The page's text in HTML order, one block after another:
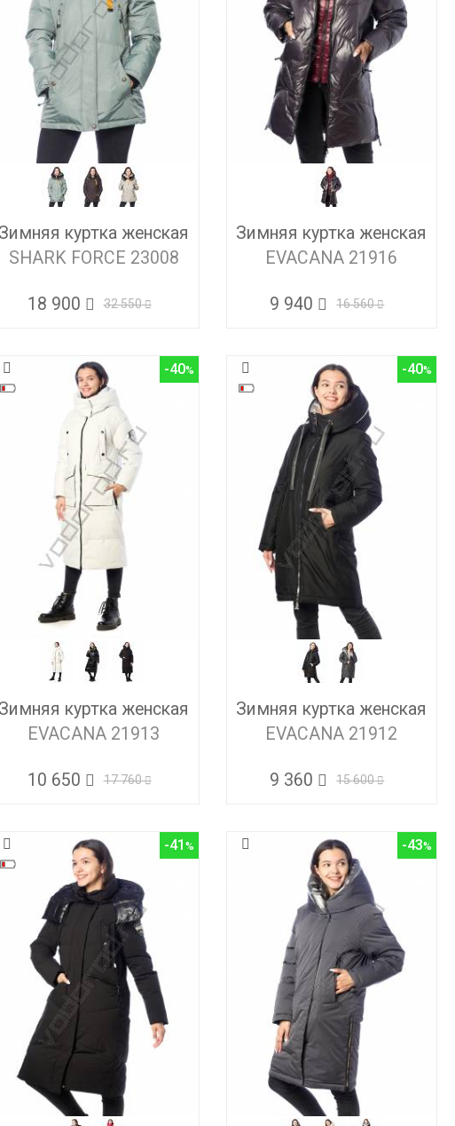
Зимняя куртка женская
SHARK FORCE 23008
18 900 32 550
Зимняя куртка женская
EVACANA 21916
9 940 16 560
-40
Зимняя куртка женская
EVACANA 21913
10 650 17 760
-40
Зимняя куртка женская
EVACANA 21912
9 360 15 600
-41 -43